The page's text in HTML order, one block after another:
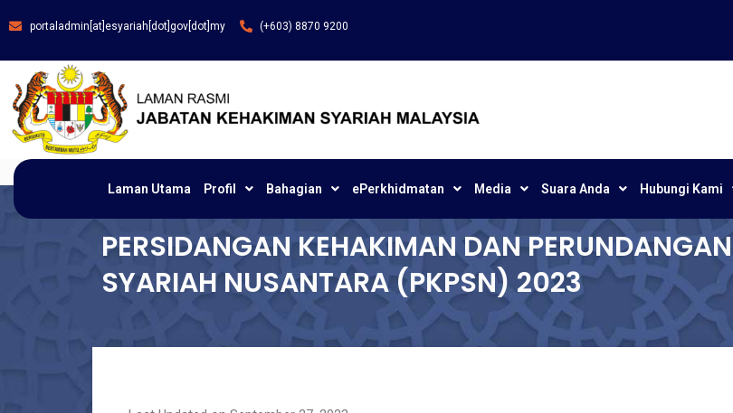
portaladmin[at]esyariah[dot]gov[dot]my (+603) 8870 9200
Laman Utama Profil Bahagian ePerkhidmatan Media Suara Anda Hubungi Kami
PERSIDANGAN KEHAKIMAN DAN PERUNDANGAN
SYARIAH NUSANTARA (PKPSN) 2023